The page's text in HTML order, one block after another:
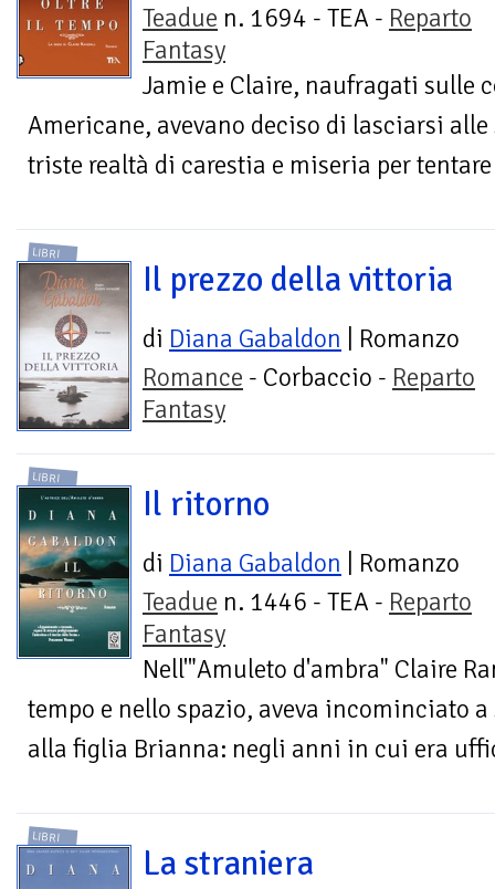
Teadue n. 1694 - TEA - Reparto
Fantasy
Jamie e Claire, naufragati sulle
Americane, avevano deciso di lasciarsi
triste realtà di carestia e miseria per
LIBRI
Il prezzo della vittoria
di Diana Gabaldon | Romanzo
Romance - Corbaccio - Reparto
Fantasy
LIBRI
Il ritorno
di Diana Gabaldon | Romanzo
Teadue n. 1446 - TEA - Reparto
Fantasy
Nell'"Amuleto d'ambra" Claire
tempo e nello spazio, aveva incominciato
alla figlia Brianna: negli anni in cui era
LIBRI
La straniera